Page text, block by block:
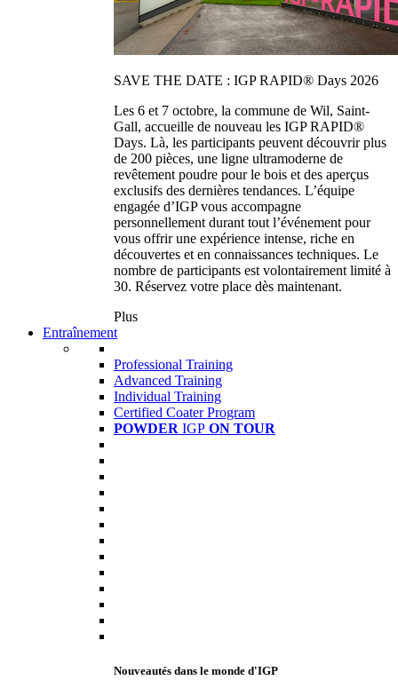
SAVE THE DATE : IGP RAPID® Days 2026
Les 6 et 7 octobre, la commune de Wil, Saint-
Gall, accueille de nouveau les IGP RAPID®
Days. Là, les participants peuvent découvrir plus
de 200 pièces, une ligne ultramoderne de
revêtement poudre pour le bois et des aperçus
exclusifs des dernières tendances. L’équipe
engagée d’IGP vous accompagne
personnellement durant tout l’événement pour
vous offrir une expérience intense, riche en
découvertes et en connaissances techniques. Le
nombre de participants est volontairement limité à
30. Réservez votre place dès maintenant.
Plus
Entraînement
Professional Training
Advanced Training
Individual Training
Certified Coater Program
POWDER IGP ON TOUR
Nouveautés dans le monde d'IGP